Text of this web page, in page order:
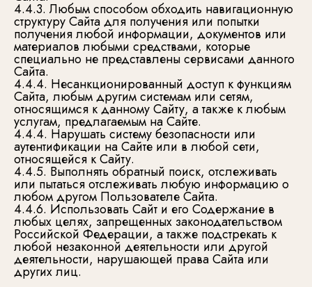
4.4.3. Любым способом обходить навигационную
структуру Сайта для получения или попытки
получения любой информации, документов или
материалов любыми средствами, которые
специально не представлены сервисами данного
Сайта.
4.4.4. Несанкционированный доступ к функциям
Сайта, любым другим системам или сетям,
относящимся к данному Сайту, а также к любым
услугам, предлагаемым на Сайте.
4.4.4. Нарушать систему безопасности или
аутентификации на Сайте или в любой сети,
относящейся к Сайту.
4.4.5. Выполнять обратный поиск, отслеживать
или пытаться отслеживать любую информацию о
любом другом Пользователе Сайта.
4.4.6. Использовать Сайт и его Содержание в
любых целях, запрещенных законодательством
Российской Федерации, а также подстрекать к
любой незаконной деятельности или другой
деятельности, нарушающей права Сайта или
других лиц.